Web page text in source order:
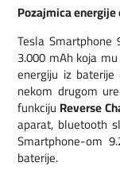
Pozajmica
Tesla Smartphone
3.000 mAh koja
energiju iz
nekom drugom
funkciju Reverse
aparat, bluetooth
Smartphone-om
baterije.